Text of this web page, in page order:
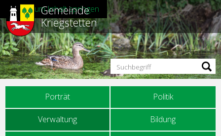
Direkt zum Inhalt springen
Hauptnavigation
Porträt Politik
Verwaltung Bildung
Gemeinde
Kriegstetten
Suchbegriff